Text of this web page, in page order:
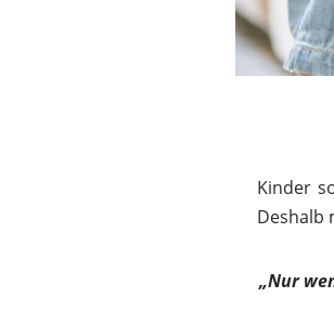
Kinder
Deshalb
„Nur